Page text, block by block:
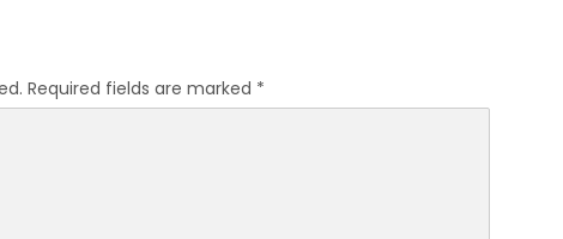
Required fields are marked *